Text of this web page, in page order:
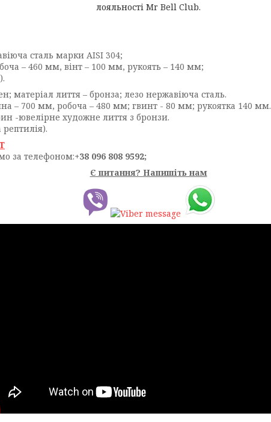
лояльності Mr Bell Club.
сталь марки AISI 304;
– 460 мм, вінт – 100 мм, рукоять – 140 мм;
матеріал лиття – бронза; лезо нержавіюча сталь.
– 700 мм, робоча – 480 мм; гвинт - 80 мм; рукоятка 140 мм.
-ювелірне художне лиття з бронзи.
за телефоном:+38 096 808 9592;
Є питання? Напишіть нам